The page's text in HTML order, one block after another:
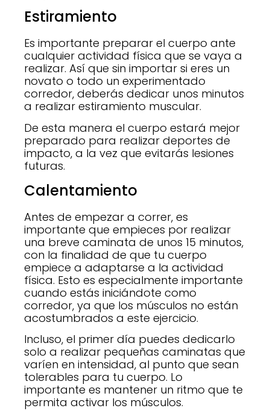
Estiramiento
Es importante preparar el cuerpo ante
cualquier actividad física que se vaya a
realizar. Así que sin importar si eres un
novato o todo un experimentado
corredor, deberás dedicar unos minutos
a realizar estiramiento muscular.
De esta manera el cuerpo estará mejor
preparado para realizar deportes de
impacto, a la vez que evitarás lesiones
futuras.
Calentamiento
Antes de empezar a correr, es
importante que empieces por realizar
una breve caminata de unos 15 minutos,
con la finalidad de que tu cuerpo
empiece a adaptarse a la actividad
física. Esto es especialmente importante
cuando estás iniciándote como
corredor, ya que los músculos no están
acostumbrados a este ejercicio.
Incluso, el primer día puedes dedicarlo
solo a realizar pequeñas caminatas que
varíen en intensidad, al punto que sean
tolerables para tu cuerpo. Lo
importante es mantener un ritmo que te
permita activar los músculos.